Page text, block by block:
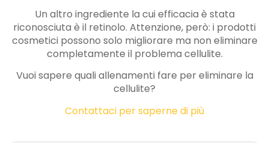
Un altro ingrediente la cui efficacia è stata
riconosciuta è il retinolo. Attenzione, però: i prodotti
cosmetici possono solo migliorare ma non eliminare
completamente il problema cellulite.
Vuoi sapere quali allenamenti fare per eliminare la
cellulite?
Contattaci per saperne di più